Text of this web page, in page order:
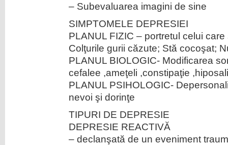
– Subevaluarea imagini de sine
SIMPTOMELE DEPRESIEI
PLANUL FIZIC – portretul celui
Colţurile gurii căzute; Stă cocoşat;
PLANUL BIOLOGIC- Modificarea
cefalee ,ameţeli ,constipaţie
PLANUL PSIHOLOGIC-
nevoi şi dorinţe
TIPURI DE DEPRESIE
DEPRESIE REACTIVĂ
– declanşată de un eveniment